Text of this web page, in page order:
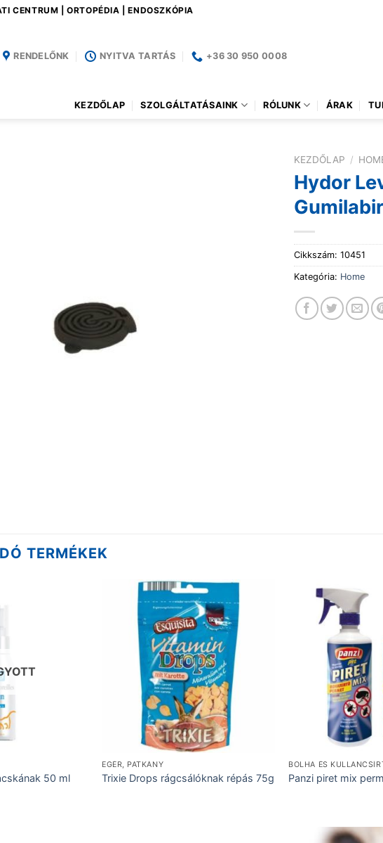
CENTRUM | ORTOPÉDIA | ENDOSZKÓPIA
RENDELŐNK NYITVA TARTÁS +36 30 950 0008
KEZDŐLAP SZOLGÁLTATÁSAINK RÓLUNK ÁRAK
KEZDŐLAP /
Hydor
Cikkszám: 10451
Kategória: Home
TERMÉKEK
50 ml
EGÉR, PATKÁNY
Trixie Drops rágcsálóknak répás 75g
BOLHA ÉS
Panzi piret mix